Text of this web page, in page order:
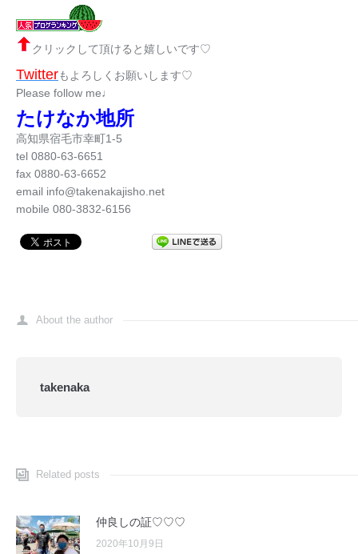
クリックして頂けると嬉しいです♡
Twitterもよろしくお願いします♡
Please follow me♩
たけなか地所
高知県宿毛市幸町1-5
tel 0880-63-6651
fax 0880-63-6652
email info@takenakajisho.net
mobile 080-3832-6156
About the author
takenaka
Related posts
仲良しの証♡♡♡
2020年10月9日